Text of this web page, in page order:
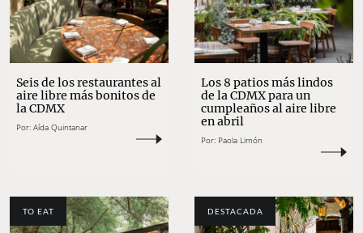
Seis de los restaurantes al
aire libre más bonitos de
la CDMX
Por: Aída Quintanar
Los 8 patios más lindos
de la CDMX para un
cumpleaños al aire libre
en abril
Por: Paola Limón
TO EAT DESTACADA